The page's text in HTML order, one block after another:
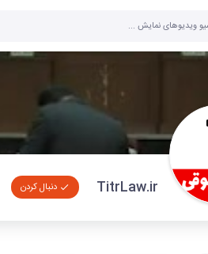
TitrLaw.ir دنبال کردن